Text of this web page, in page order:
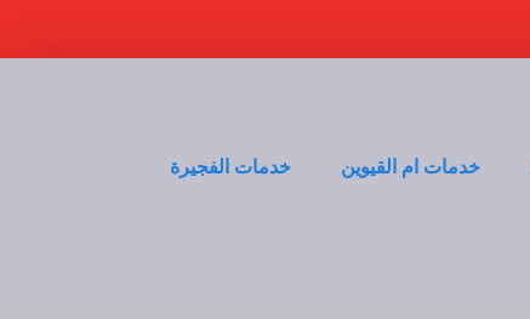
خدمات ام القيوين خدمات الفجيرة